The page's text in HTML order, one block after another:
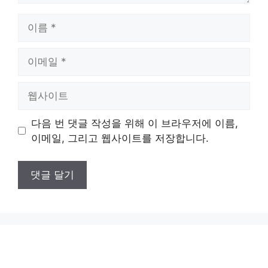
트
다음 번 댓글 작성을 위해 이 브라우저에 이름,
이메일, 그리고 웹사이트를 저장합니다.